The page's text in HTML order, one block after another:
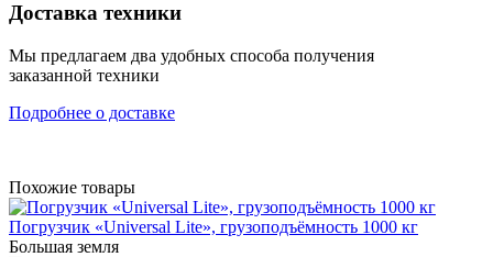
Доставка техники
Мы предлагаем два удобных способа получения
заказанной техники
Подробнее о доставке
Похожие товары
Погрузчик «Universal Lite», грузоподъёмность 1000 кг
Большая земля